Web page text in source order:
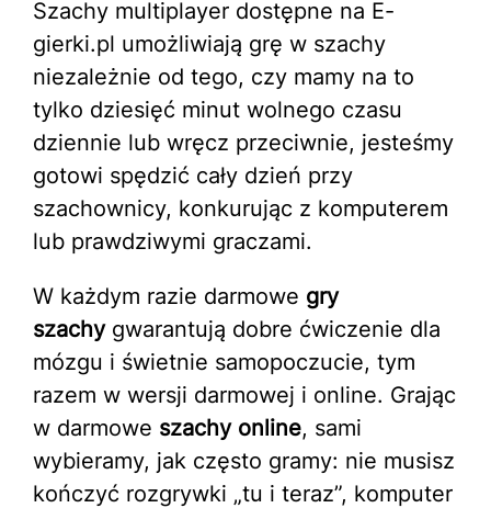
Szachy multiplayer dostępne na E-
gierki.pl umożliwiają grę w szachy
niezależnie od tego, czy mamy na to
tylko dziesięć minut wolnego czasu
dziennie lub wręcz przeciwnie, jesteśmy
gotowi spędzić cały dzień przy
szachownicy, konkurując z komputerem
lub prawdziwymi graczami.
W każdym razie darmowe gry
szachygwarantują dobre ćwiczenie dla
mózgu i świetnie samopoczucie, tym
razem w wersji darmowej i online. Grając
w darmowe szachy online, sami
wybieramy, jak często gramy: nie musisz
kończyć rozgrywki „tu i teraz”, komputer